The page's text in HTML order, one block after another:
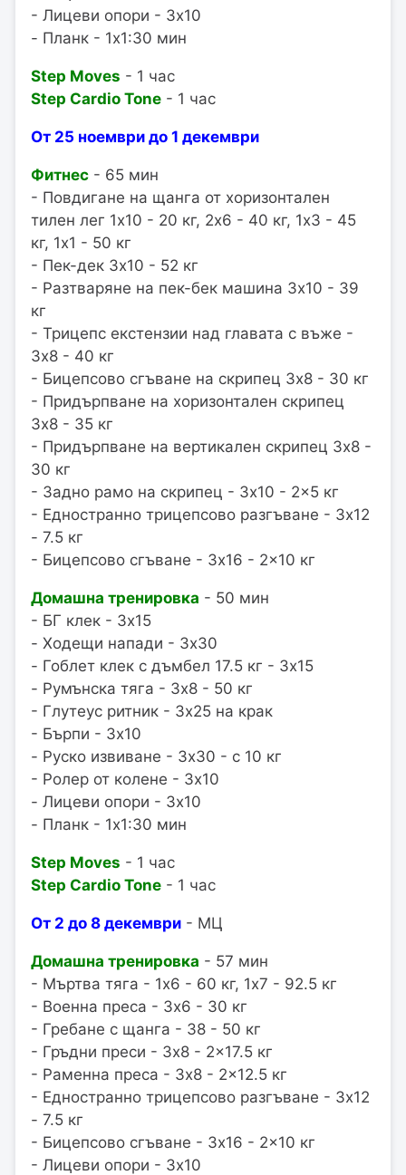
- Лицеви опори - 3x10
- Планк - 1x1:30 мин
Step Moves - 1 час
Step Cardio Tone - 1 час
От 25 ноември до 1 декември
Фитнес - 65 мин
- Повдигане на щанга от хоризонтален
тилен лег 1x10 - 20 кг, 2x6 - 40 кг, 1x3 - 45
кг, 1x1 - 50 кг
- Пек-дек 3x10 - 52 кг
- Разтваряне на пек-бек машина 3x10 - 39
кг
- Трицепс екстензии над главата с въже -
3x8 - 40 кг
- Бицепсово сгъване на скрипец 3x8 - 30 кг
- Придърпване на хоризонтален скрипец
3x8 - 35 кг
- Придърпване на вертикален скрипец 3x8 -
30 кг
- Задно рамо на скрипец - 3x10 - 2x5 кг
- Едностранно трицепсово разгъване - 3x12
- 7.5 кг
- Бицепсово сгъване - 3x16 - 2x10 кг
Домашна тренировка - 50 мин
- БГ клек - 3x15
- Ходещи напади - 3x30
- Гоблет клек с дъмбел 17.5 кг - 3x15
- Румънска тяга - 3x8 - 50 кг
- Глутеус ритник - 3x25 на крак
- Бърпи - 3x10
- Руско извиване - 3x30 - с 10 кг
- Ролер от колене - 3x10
- Лицеви опори - 3x10
- Планк - 1x1:30 мин
Step Moves - 1 час
Step Cardio Tone - 1 час
От 2 до 8 декември - МЦ
Домашна тренировка - 57 мин
- Мъртва тяга - 1x6 - 60 кг, 1x7 - 92.5 кг
- Военна преса - 3x6 - 30 кг
- Гребане с щанга - 38 - 50 кг
- Гръдни преси - 3x8 - 2x17.5 кг
- Раменна преса - 3x8 - 2x12.5 кг
- Едностранно трицепсово разгъване - 3x12
- 7.5 кг
- Бицепсово сгъване - 3x16 - 2x10 кг
- Лицеви опори - 3x10